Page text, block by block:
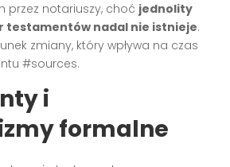
przez notariuszy, choć jednolity
testamentów nadal nie istnieje.
zmiany, który wpływa na czas
#sources.
i
formalne